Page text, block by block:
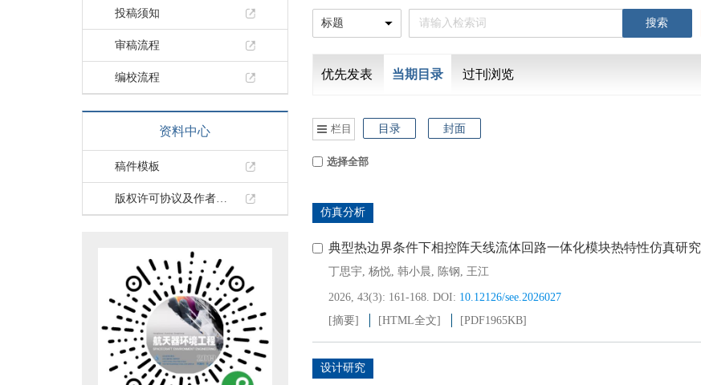
投稿须知
审稿流程
编校流程
资料中心
稿件模板
版权许可协议及作者投稿承诺
优先发表 当期目录 过刊浏览
栏目 目录 封面
选择全部
仿真分析
典型热边界条件下相控阵天线流体回路一体化模块热特性仿真研究
丁思宇, 杨悦, 韩小晨, 陈钢 , 王江
2026, 43(3): 161-168. DOI: 10.12126/see.2026027
[摘要]
[HTML全文] [PDF1965KB]
设计研究